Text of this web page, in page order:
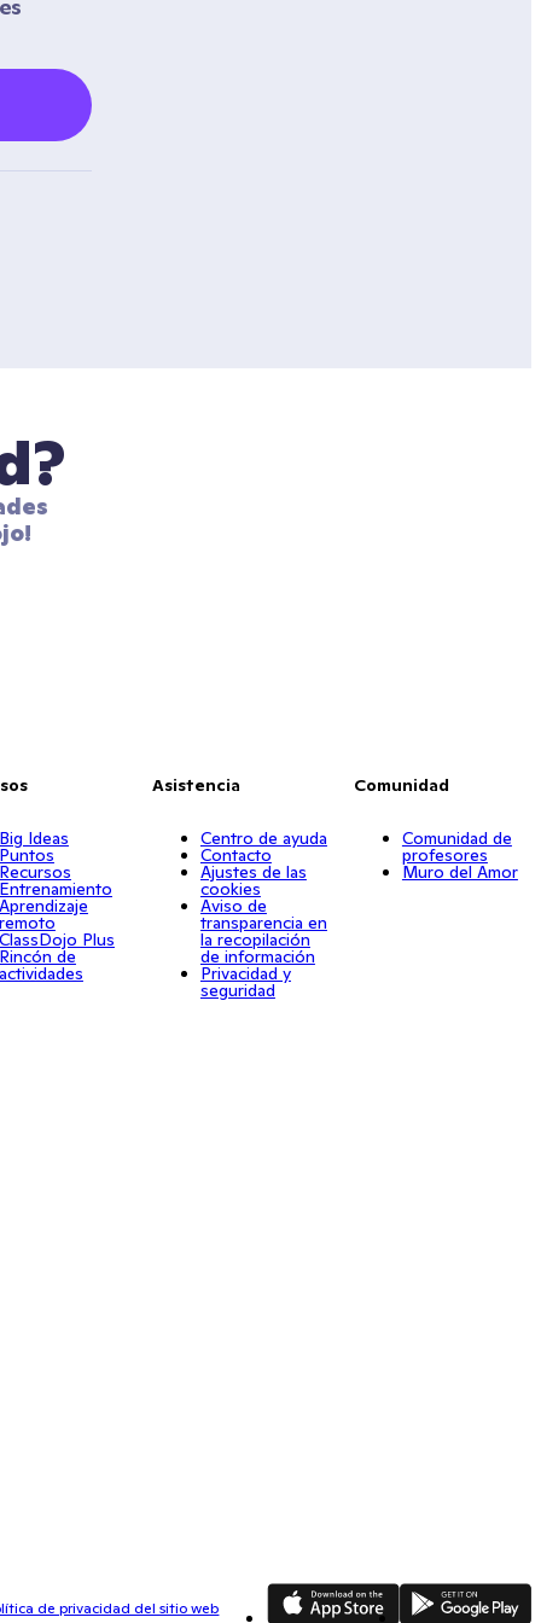
Ideas
Plus
de
Asistencia
Centro de ayuda
Contacto
Ajustes de las
cookies
Aviso de
transparencia en
la recopilación
de información
Privacidad y
seguridad
Comunidad
Comunidad de
profesores
Muro del Amor
de privacidad del sitio web
App Store Google Play